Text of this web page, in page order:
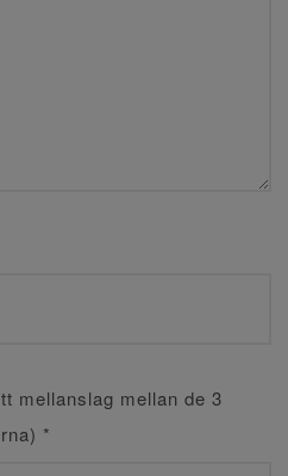
mellanslag mellan de 3
*